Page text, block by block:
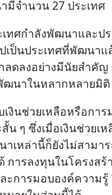
มีจำนวน 27 ประเทศ
เทศกำลังพัฒนาและป
เป็นประเทศที่พัฒนา
ลดลงอย่างมีนัยสำคั
ฒนาในหลากหลายมิติ
นช่วยเหลือหรือการ
น ๆ ซึ่งเมื่อเงินช่วยเ
าเหล่านี้ก็ยังไม่สาม
การลงทุนในโครงสร้
ะการมอบองค์ความรู้